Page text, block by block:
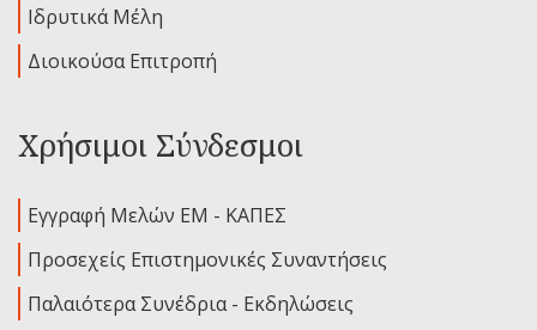
Ιδρυτικά Μέλη
Διοικούσα Επιτροπή
Χρήσιμοι Σύνδεσμοι
Εγγραφή Μελών ΕΜ - ΚΑΠΕΣ
Προσεχείς Επιστημονικές Συναντήσεις
Παλαιότερα Συνέδρια - Εκδηλώσεις